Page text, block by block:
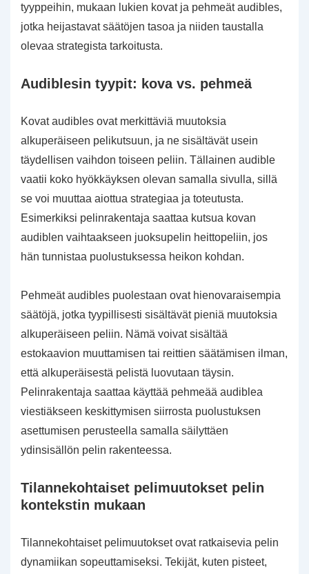
tyyppeihin, mukaan lukien kovat ja pehmeät audibles,
jotka heijastavat säätöjen tasoa ja niiden taustalla
olevaa strategista tarkoitusta.
Audiblesin tyypit: kova vs. pehmeä
Kovat audibles ovat merkittäviä muutoksia
alkuperäiseen pelikutsuun, ja ne sisältävät usein
täydellisen vaihdon toiseen peliin. Tällainen audible
vaatii koko hyökkäyksen olevan samalla sivulla, sillä
se voi muuttaa aiottua strategiaa ja toteutusta.
Esimerkiksi pelinrakentaja saattaa kutsua kovan
audiblen vaihtaakseen juoksupelin heittopeliin, jos
hän tunnistaa puolustuksessa heikon kohdan.
Pehmeät audibles puolestaan ovat hienovaraisempia
säätöjä, jotka tyypillisesti sisältävät pieniä muutoksia
alkuperäiseen peliin. Nämä voivat sisältää
estokaavion muuttamisen tai reittien säätämisen ilman,
että alkuperäisestä pelistä luovutaan täysin.
Pelinrakentaja saattaa käyttää pehmeää audiblea
viestiäkseen keskittymisen siirrosta puolustuksen
asettumisen perusteella samalla säilyttäen
ydinsisällön pelin rakenteessa.
Tilannekohtaiset pelimuutokset pelin
kontekstin mukaan
Tilannekohtaiset pelimuutokset ovat ratkaisevia pelin
dynamiikan sopeuttamiseksi. Tekijät, kuten pisteet,